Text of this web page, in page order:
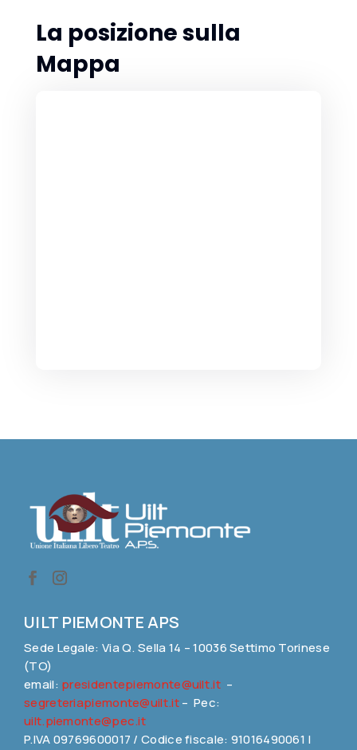
La posizione sulla
Mappa
UILT PIEMONTE APS
Sede Legale: Via Q. Sella 14 – 10036 Settimo Torinese
(TO)
email: presidentepiemonte@uilt.it–
segreteriapiemonte@uilt.it– Pec:
uilt.piemonte@pec.it
P.IVA 09769600017 / Codice fiscale: 91016490061 |